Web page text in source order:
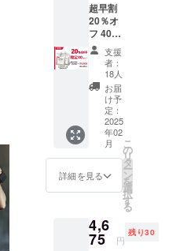
超早割
20％オ
フ 40
セット
限定！
1,000ml
入 2個
セット
（洗濯
80回分
に相
当） 税
込・送
料込
支援
者：
18人
お届
け予
定：
2025
年02
月
詳細を見る
こ
の
リ
タ
ー
ン
を
選
択
す
る
4,6
75 円
残り30